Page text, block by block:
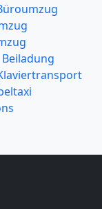
Beiladung